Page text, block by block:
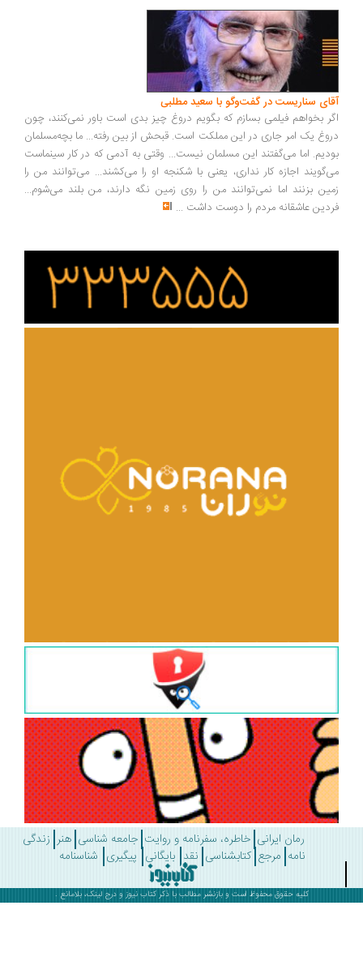
سناریست در گفت‌وگو با سعید مطلبی
بخواهم فیلمی بسازم که بگویم دروغ چیز بدی است باور نمی‌کنند، چون
یک امر جاری در این مملکت است. قبحش از بین رفته... ما بچه‌مسلمان
اما می‌گفتند این مسلمان نیست... وقتی به آدمی که در کار سینماست
اجازه کار نداری، یعنی با شکنجه او را می‌کشند... می‌توانند من را
بزنند اما نمی‌توانند من را روی زمین نگه دارند، من بلند می‌شوم...
عاشقانه مردم را دوست داشت ...
رمان ایرانی خاطره، سفرنامه و روایت جامعه شناسی هنر زندگی
مرجع کتابشناسی نقد بایگانی پیگیری شناسنامه
کلیه حقوق محفوظ است و بازنشر مطالب با ذکرکتاب نیوزو درج لینک، بلامانع .